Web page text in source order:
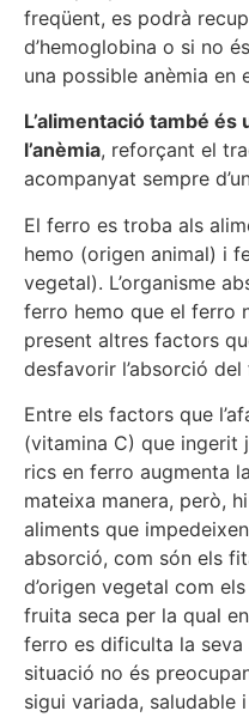
freqüent, es podrà
d’hemoglobina o si no
una possible anèmia en
L’alimentació també
l’anèmia, reforçant el
acompanyat sempre
El ferro es troba als
hemo (origen animal) i
vegetal). L’organisme
ferro hemo que el ferro
present altres factors
desfavorir l’absorció del
Entre els factors que
(vitamina C) que ingerit
rics en ferro augmenta
mateixa manera, però,
aliments que
absorció, com són els
d’origen vegetal com
fruita seca per la qual
ferro es dificulta la
situació no és
sigui variada, saludable